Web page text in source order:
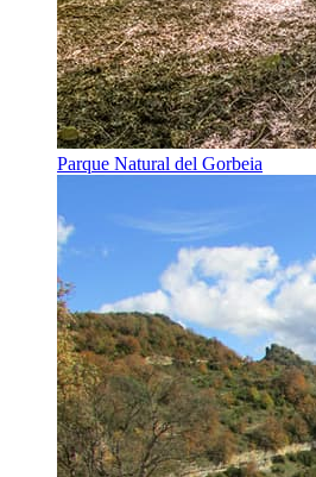
Parque Natural del Gorbeia